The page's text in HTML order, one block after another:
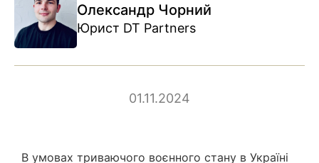
Олександр Чорний
Юрист DT Partners
01.11.2024
В умовах триваючого воєнного стану в Україні